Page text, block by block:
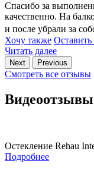
Спасибо за
качественно. На
и после убрали за
Хочу также Оставить
Читать далее
Next Previous
Смотреть все отзывы
Видеоотзывы
Остекление Rehau
Подробнее